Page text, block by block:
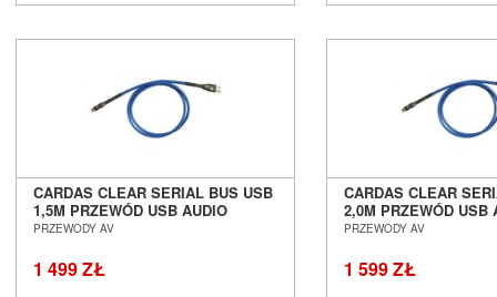
CARDAS CLEAR SERIAL BUS USB
1,5M PRZEWÓD USB AUDIO
SALON POZNAŃ WROCŁAW
PRZEWODY AV
1 499 ZŁ
CARDAS CLEAR
2,0M PRZEWÓD USB
SALON POZNAŃ
PRZEWODY AV
1 599 ZŁ